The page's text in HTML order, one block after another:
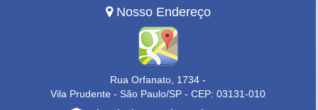
Nosso Endereço
Rua Orfanato, 1734 -
Vila Prudente - São Paulo/SP - CEP: 03131-010